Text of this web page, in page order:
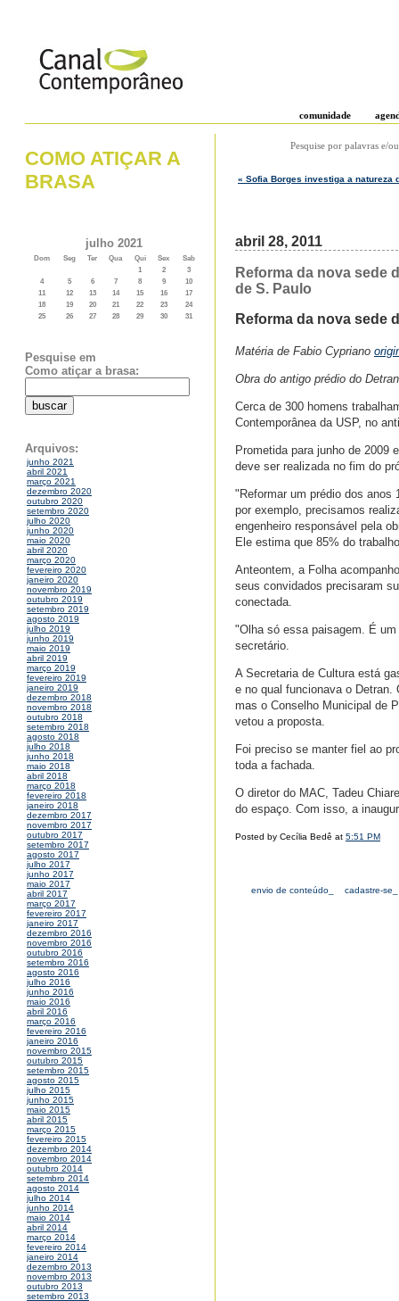
comunidade
COMO ATIÇAR A
BRASA
julho 2021
Dom Seg Ter Qua Qui Sex
Sab
1
2
3
4
5 6 7 8 9
10
11
12 13 14 15 16
17
18
19 20 21 22 23
24
25
26 27 28 29 30 31
Pesquise em
Como atiçar a brasa:
Arquivos:
junho 2021
abril 2021
março 2021
dezembro 2020
outubro 2020
setembro 2020
julho 2020
junho 2020
maio 2020
abril 2020
março 2020
fevereiro 2020
janeiro 2020
novembro 2019
outubro 2019
setembro 2019
agosto 2019
julho 2019
junho 2019
maio 2019
abril 2019
março 2019
fevereiro 2019
janeiro 2019
dezembro 2018
novembro 2018
outubro 2018
setembro 2018
agosto 2018
julho 2018
junho 2018
maio 2018
abril 2018
março 2018
fevereiro 2018
janeiro 2018
dezembro 2017
novembro 2017
outubro 2017
setembro 2017
agosto 2017
julho 2017
junho 2017
maio 2017
abril 2017
março 2017
fevereiro 2017
janeiro 2017
dezembro 2016
novembro 2016
outubro 2016
setembro 2016
agosto 2016
julho 2016
junho 2016
maio 2016
abril 2016
março 2016
fevereiro 2016
janeiro 2016
novembro 2015
outubro 2015
setembro 2015
agosto 2015
julho 2015
junho 2015
maio 2015
abril 2015
março 2015
fevereiro 2015
dezembro 2014
novembro 2014
outubro 2014
setembro 2014
agosto 2014
julho 2014
junho 2014
maio 2014
abril 2014
março 2014
fevereiro 2014
janeiro 2014
dezembro 2013
novembro 2013
outubro 2013
setembro 2013
Pesquise por palavras e/
« Sofia Borges investiga a natureza
abril 28, 2011
Reforma da nova sede
de S. Paulo
Reforma da nova sede
Matéria de Fabio Cypriano
Obra do antigo prédio do
Cerca de 300 homens
Contemporânea da USP, no
Prometida para junho de 2009
deve ser realizada no fim do
"Reformar um prédio dos anos
por exemplo, precisamos
engenheiro responsável pela
Ele estima que 85% do
Anteontem, a Folha
seus convidados precisaram
conectada.
"Olha só essa paisagem. É
secretário.
A Secretaria de Cultura está
e no qual funcionava o
mas o Conselho Municipal de
vetou a proposta.
Foi preciso se manter fiel ao
toda a fachada.
O diretor do MAC, Tadeu
do espaço. Com isso, a
Posted by Cecília Bedê at 5:51 PM
envio de conteúdo_ cadastre-se_